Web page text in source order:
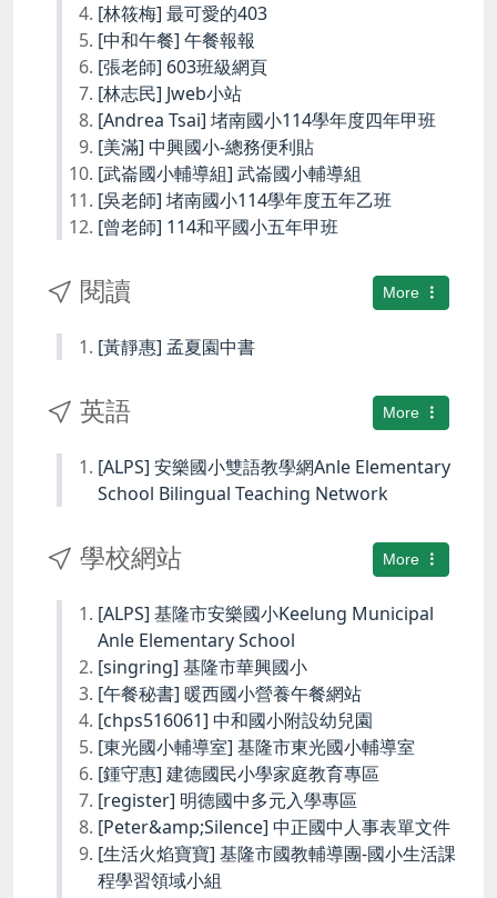
[林筱梅] 最可愛的403
[中和午餐] 午餐報報
[張老師] 603班級網頁
[林志民] Jweb小站
[Andrea Tsai] 堵南國小114學年度四年甲班
[美滿] 中興國小-總務便利貼
[武崙國小輔導組] 武崙國小輔導組
[吳老師] 堵南國小114學年度五年乙班
[曾老師] 114和平國小五年甲班
More
閱讀
[黃靜惠] 孟夏園中書
More
英語
[ALPS] 安樂國小雙語教學網Anle Elementary
School Bilingual Teaching Network
More
學校網站
[ALPS] 基隆市安樂國小Keelung Municipal
Anle Elementary School
[singring] 基隆市華興國小
[午餐秘書] 暖西國小營養午餐網站
[chps516061] 中和國小附設幼兒園
[東光國小輔導室] 基隆市東光國小輔導室
[鍾守惠] 建德國民小學家庭教育專區
[register] 明德國中多元入學專區
[Peter&amp;Silence] 中正國中人事表單文件
[生活火焰寶寶] 基隆市國教輔導團-國小生活課
程學習領域小組